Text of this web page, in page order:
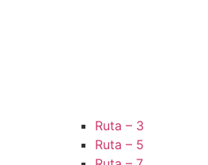
Ruta – 3
Ruta – 5